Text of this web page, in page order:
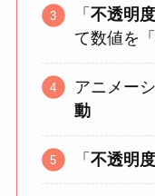
「 不透明度
て数値を「
アニメー
動
「 不透明度